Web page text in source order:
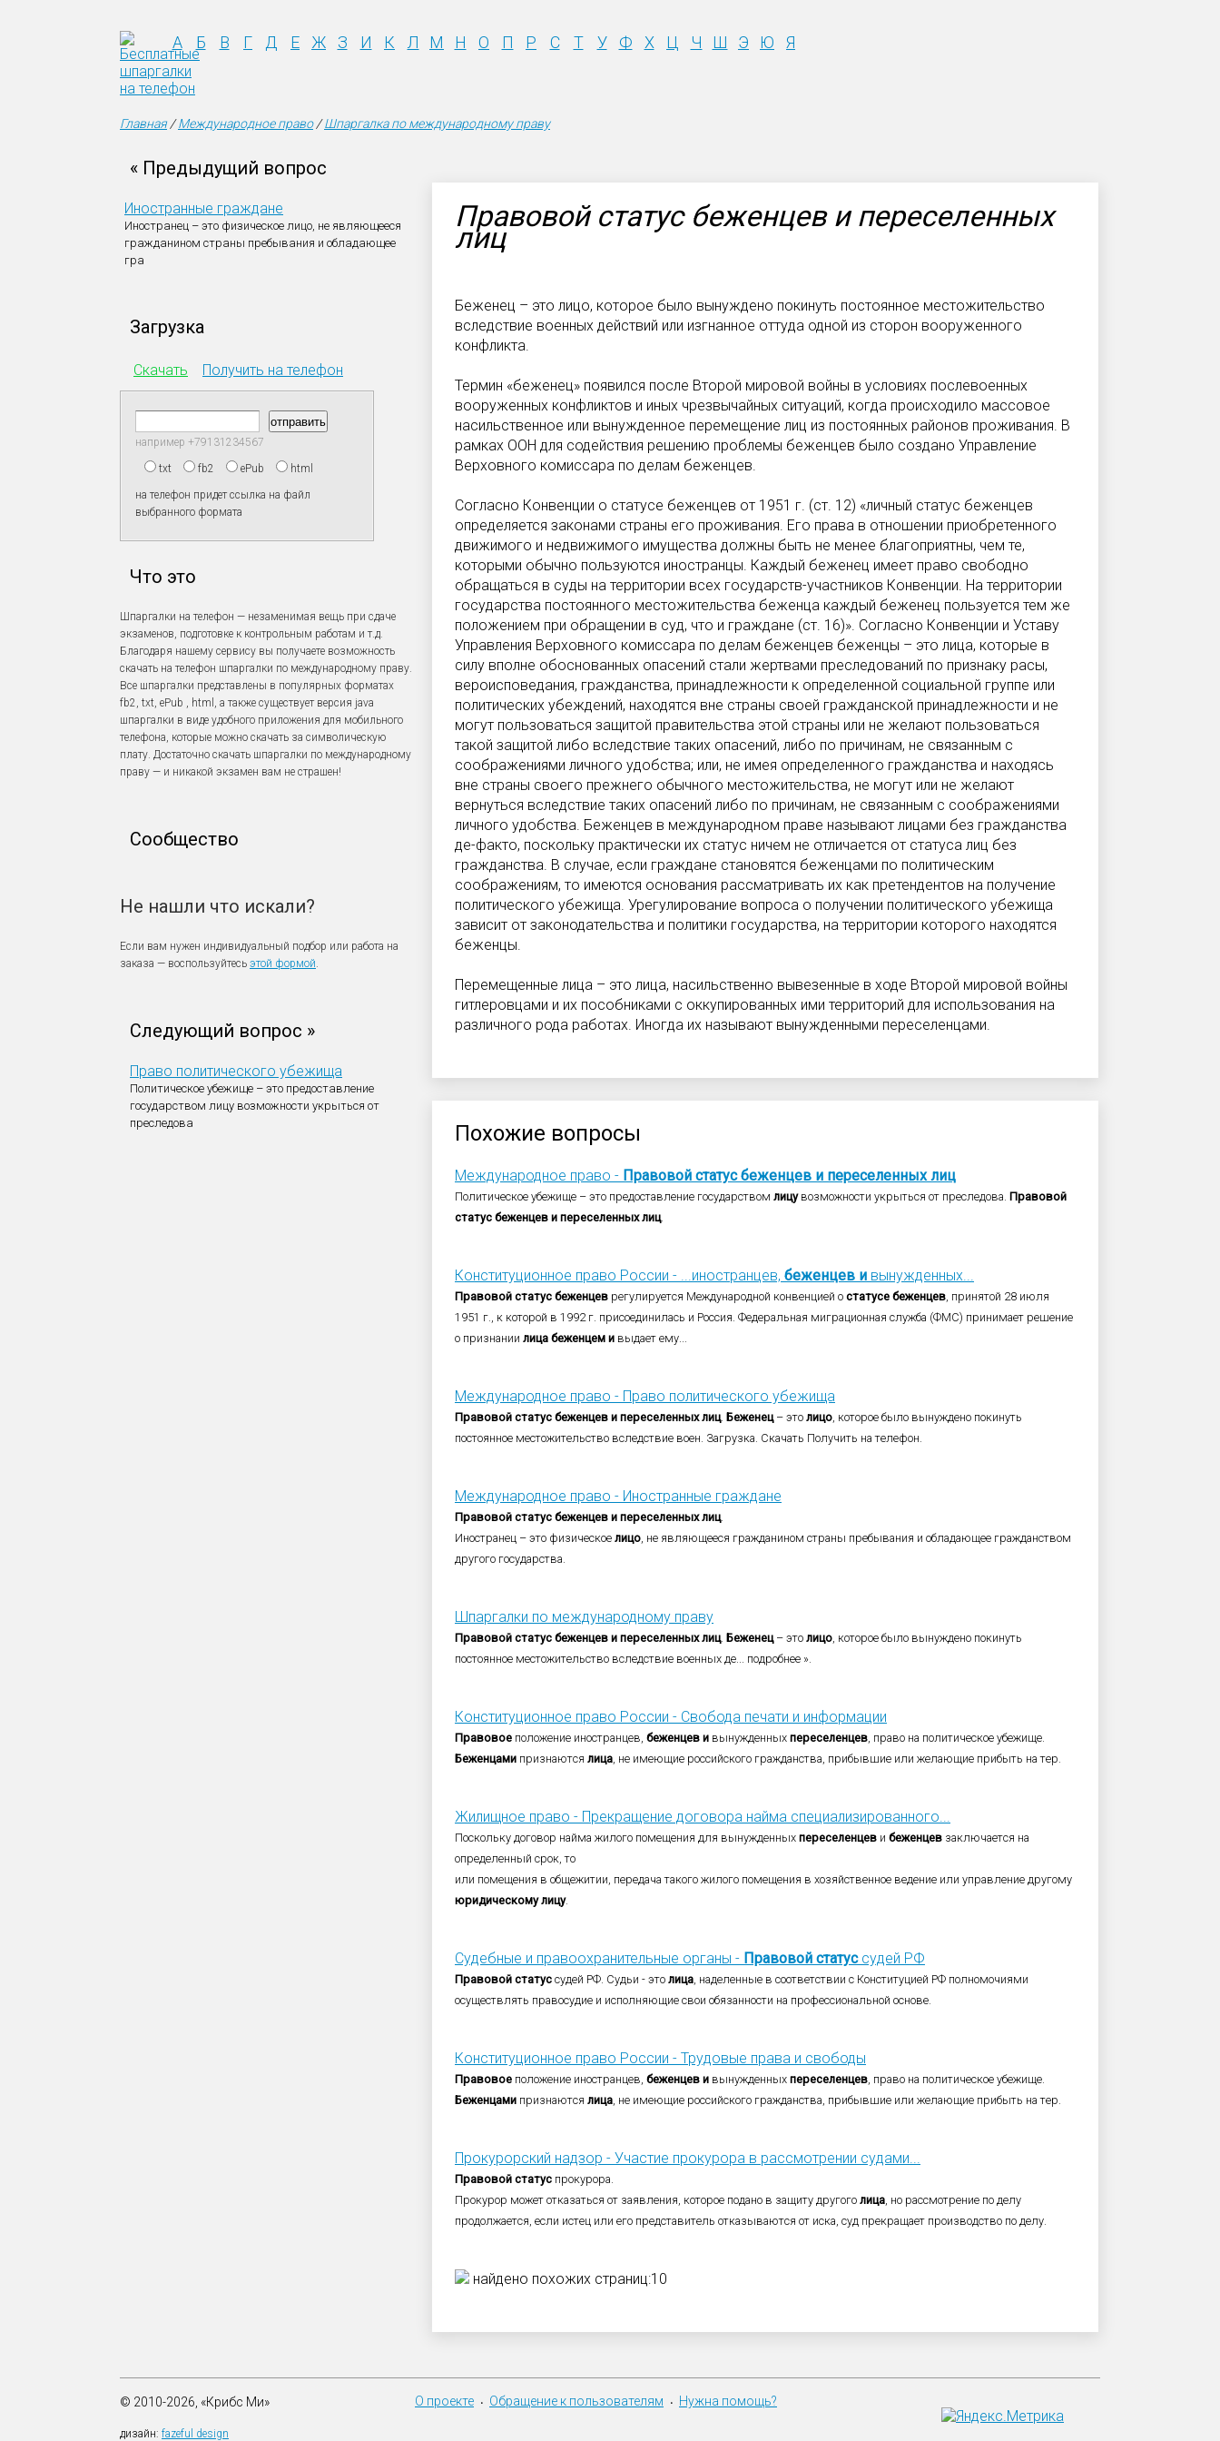
А Б В Г Д Е Ж З И К Л М Н О П Р С Т У Ф Х Ц Ч Ш Э Ю Я
Главная/Международное право/Шпаргалка по международному праву
« Предыдущий вопрос
Иностранные граждане
Иностранец – это физическое лицо, не являющееся
гражданином страны пребывания и обладающее
гра
Загрузка
Скачать Получить на телефон
например +79131234567
txt fb2 ePub html
на телефон придет ссылка на файл
выбранного формата
Что это
Шпаргалки на телефон — незаменимая вещь при сдаче
экзаменов, подготовке к контрольным работам и т.д.
Благодаря нашему сервису вы получаете возможность
скачать на телефон шпаргалки по международному праву.
Все шпаргалки представлены в популярных форматах
fb2, txt, ePub , html, а также существует версия java
шпаргалки в виде удобного приложения для мобильного
телефона, которые можно скачать за символическую
плату. Достаточно скачать шпаргалки по международному
праву — и никакой экзамен вам не страшен!
Сообщество
Не нашли что искали?
Если вам нужен индивидуальный подбор или работа на
заказа — воспользуйтесь этой формой.
Следующий вопрос »
Право политического убежища
Политическое убежище – это предоставление
государством лицу возможности укрыться от
преследова
Правовой статус беженцев и переселенных
лиц
Беженец – это лицо, которое было вынуждено покинуть постоянное местожительство
вследствие военных действий или изгнанное оттуда одной из сторон вооруженного
конфликта.
Термин «беженец» появился после Второй мировой войны в условиях послевоенных
вооруженных конфликтов и иных чрезвычайных ситуаций, когда происходило массовое
насильственное или вынужденное перемещение лиц из постоянных районов проживания. В
рамках ООН для содействия решению проблемы беженцев было создано Управление
Верховного комиссара по делам беженцев.
Согласно Конвенции о статусе беженцев от 1951 г. (ст. 12) «личный статус беженцев
определяется законами страны его проживания. Его права в отношении приобретенного
движимого и недвижимого имущества должны быть не менее благоприятны, чем те,
которыми обычно пользуются иностранцы. Каждый беженец имеет право свободно
обращаться в суды на территории всех государств-участников Конвенции. На территории
государства постоянного местожительства беженца каждый беженец пользуется тем же
положением при обращении в суд, что и граждане (ст. 16)». Согласно Конвенции и Уставу
Управления Верховного комиссара по делам беженцев беженцы – это лица, которые в
силу вполне обоснованных опасений стали жертвами преследований по признаку расы,
вероисповедания, гражданства, принадлежности к определенной социальной группе или
политических убеждений, находятся вне страны своей гражданской принадлежности и не
могут пользоваться защитой правительства этой страны или не желают пользоваться
такой защитой либо вследствие таких опасений, либо по причинам, не связанным с
соображениями личного удобства; или, не имея определенного гражданства и находясь
вне страны своего прежнего обычного местожительства, не могут или не желают
вернуться вследствие таких опасений либо по причинам, не связанным с соображениями
личного удобства. Беженцев в международном праве называют лицами без гражданства
де-факто, поскольку практически их статус ничем не отличается от статуса лиц без
гражданства. В случае, если граждане становятся беженцами по политическим
соображениям, то имеются основания рассматривать их как претендентов на получение
политического убежища. Урегулирование вопроса о получении политического убежища
зависит от законодательства и политики государства, на территории которого находятся
беженцы.
Перемещенные лица – это лица, насильственно вывезенные в ходе Второй мировой войны
гитлеровцами и их пособниками с оккупированных ими территорий для использования на
различного рода работах. Иногда их называют вынужденными переселенцами.
Похожие вопросы
Международное право - Правовой статус беженцев и переселенных лиц
Политическое убежище – это предоставление государством лицувозможности укрыться от преследова. Правовой
статус беженцев и переселенных лиц.
Конституционное право России - ...иностранцев, беженцев и вынужденных...
Правовой статус беженцев регулируется Международной конвенцией о статусе беженцев, принятой 28 июля
1951 г., к которой в 1992 г. присоединилась и Россия. Федеральная миграционная служба (ФМС) принимает решение
о признании лица беженцем и выдает ему...
Международное право - Право политического убежища
Правовой статус беженцев и переселенных лиц. Беженец– это лицо, которое было вынуждено покинуть
постоянное местожительство вследствие воен. Загрузка. Скачать Получить на телефон.
Международное право - Иностранные граждане
Правовой статус беженцев и переселенных лиц.
Иностранец – это физическое лицо, не являющееся гражданином страны пребывания и обладающее гражданством
другого государства.
Шпаргалки по международному праву
Правовой статус беженцев и переселенных лиц. Беженец– это лицо, которое было вынуждено покинуть
постоянное местожительство вследствие военных де... подробнее ».
Конституционное право России - Свобода печати и информации
Правовое положение иностранцев, беженцев и вынужденных переселенцев, право на политическое убежище.
Беженцами признаются лица, не имеющие российского гражданства, прибывшие или желающие прибыть на тер.
Жилищное право - Прекращение договора найма специализированного...
Поскольку договор найма жилого помещения для вынужденных переселенцев и беженцев заключается на
определенный срок, то
или помещения в общежитии, передача такого жилого помещения в хозяйственное ведение или управление другому
юридическому лицу.
Судебные и правоохранительные органы - Правовой статуссудей РФ
Правовой статус судей РФ. Судьи - это лица, наделенные в соответствии с Конституцией РФ полномочиями
осуществлять правосудие и исполняющие свои обязанности на профессиональной основе.
Конституционное право России - Трудовые права и свободы
Правовое положение иностранцев, беженцев и вынужденных переселенцев, право на политическое убежище.
Беженцами признаются лица, не имеющие российского гражданства, прибывшие или желающие прибыть на тер.
Прокурорский надзор - Участие прокурора в рассмотрении судами...
Правовой статус прокурора.
Прокурор может отказаться от заявления, которое подано в защиту другого лица, но рассмотрение по делу
продолжается, если истец или его представитель отказываются от иска, суд прекращает производство по делу.
найдено похожих страниц:10
© 2010-2026, «Крибс Ми»
дизайн: fazeful design
О проекте • Обращение к пользователям • Нужна помощь?